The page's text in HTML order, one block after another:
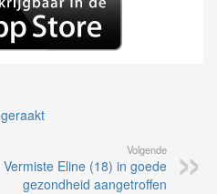
Volgende
Vermiste Eline (18) in goede
gezondheid aangetroffen